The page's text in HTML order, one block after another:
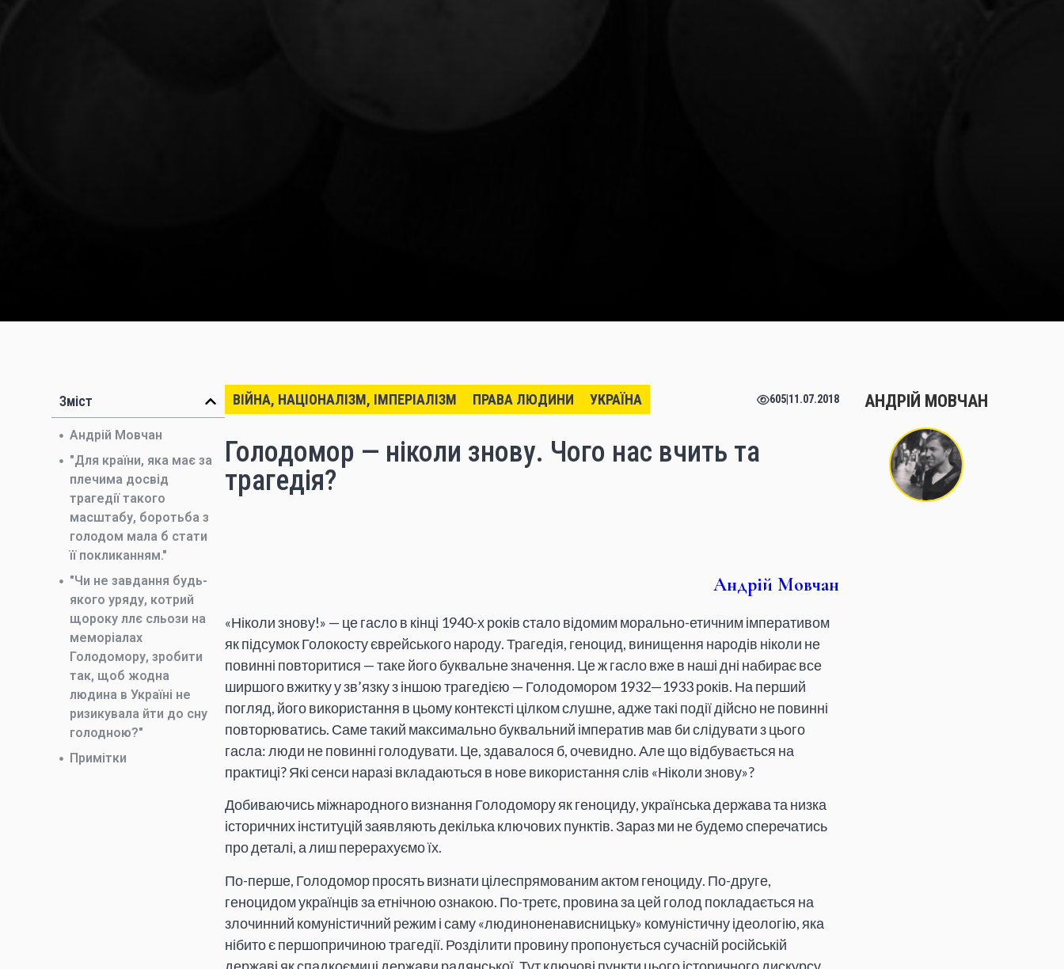
Зміст
Андрій Мовчан
"Для країни, яка має за
плечима досвід
трагедії такого
масштабу, боротьба з
голодом мала б стати
її покликанням."
"Чи не завдання будь-
якого уряду, котрий
щороку ллє сльози на
меморіалах
Голодомору, зробити
так, щоб жодна
людина в Україні не
ризикувала йти до сну
голодною?"
Примітки
ВІЙНА, НАЦІОНАЛІЗМ, ІМПЕРІАЛІЗМ ПРАВА ЛЮДИНИ УКРАЇНА 605 11.07.2018
Голодомор — ніколи знову. Чого нас вчить та
трагедія?
Андрій Мовчан
«Ніколи знову!» — це гасло в кінці 1940-х років стало відомим морально-етичним імперативом
як підсумок Голокосту єврейського народу. Трагедія, геноцид, винищення народів ніколи не
повинні повторитися — таке його буквальне значення. Це ж гасло вже в наші дні набирає все
ширшого вжитку у зв’язку з іншою трагедією — Голодомором 1932—1933 років. На перший
погляд, його використання в цьому контексті цілком слушне, адже такі події дійсно не повинні
повторюватись. Саме такий максимально буквальний імператив мав би слідувати з цього
гасла: люди не повинні голодувати. Це, здавалося б, очевидно. Але що відбувається на
практиці? Які сенси наразі вкладаються в нове використання слів «Ніколи знову»?
Добиваючись міжнародного визнання Голодомору як геноциду, українська держава та низка
історичних інституцій заявляють декілька ключових пунктів. Зараз ми не будемо сперечатись
про деталі, а лиш перерахуємо їх.
По-перше, Голодомор просять визнати цілеспрямованим актом геноциду. По-друге,
геноцидом українців за етнічною ознакою. По-третє, провина за цей голод покладається на
злочинний комуністичний режим і саму «людиноненависницьку» комуністичну ідеологію, яка
нібито є першопричиною трагедії. Розділити провину пропонується сучасній російській
АНДРІЙ МОВЧАН